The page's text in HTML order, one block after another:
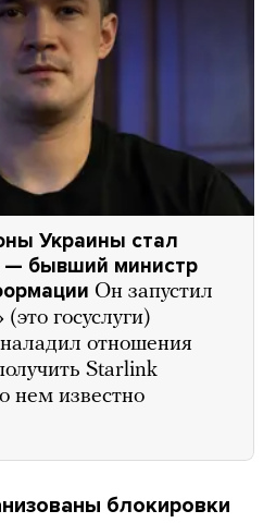
Украины стал
бывший министр
Он запустил
госуслуги)
отношения
Starlink
нем известно
блокировки